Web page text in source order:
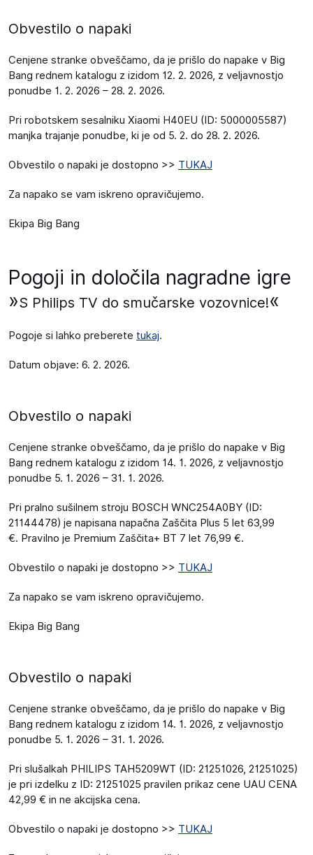
Obvestilo o napaki
Cenjene stranke obveščamo, da je prišlo do napake v Big
Bang rednem katalogu z izidom 12. 2. 2026, z veljavnostjo
ponudbe 1. 2. 2026 – 28. 2. 2026.
Pri robotskem sesalniku Xiaomi H40EU (ID: 5000005587)
manjka trajanje ponudbe, ki je od 5. 2. do 28. 2. 2026.
Obvestilo o napaki je dostopno >> TUKAJ
Za napako se vam iskreno opravičujemo.
Ekipa Big Bang
Pogoji in določila nagradne igre
»S Philips TV do smučarske vozovnice!«
Pogoje si lahko preberete tukaj.
Datum objave: 6. 2. 2026.
Obvestilo o napaki
Cenjene stranke obveščamo, da je prišlo do napake v Big
Bang rednem katalogu z izidom 14. 1. 2026, z veljavnostjo
ponudbe 5. 1. 2026 – 31. 1. 2026.
Pri pralno sušilnem stroju BOSCH WNC254A0BY (ID:
21144478) je napisana napačna Zaščita Plus 5 let 63,99
€. Pravilno je Premium Zaščita+ BT 7 let 76,99 €.
Obvestilo o napaki je dostopno >> TUKAJ
Za napako se vam iskreno opravičujemo.
Ekipa Big Bang
Obvestilo o napaki
Cenjene stranke obveščamo, da je prišlo do napake v Big
Bang rednem katalogu z izidom 14. 1. 2026, z veljavnostjo
ponudbe 5. 1. 2026 – 31. 1. 2026.
Pri slušalkah PHILIPS TAH5209WT (ID: 21251026, 21251025)
je pri izdelku z ID: 21251025 pravilen prikaz cene UAU CENA
42,99 € in ne akcijska cena.
Obvestilo o napaki je dostopno >> TUKAJ